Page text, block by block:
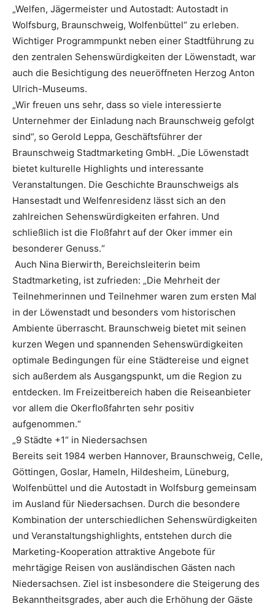
„Welfen, Jägermeister und Autostadt: Autostadt in
Wolfsburg, Braunschweig, Wolfenbüttel“ zu erleben.
Wichtiger Programmpunkt neben einer Stadtführung zu
den zentralen Sehenswürdigkeiten der Löwenstadt, war
auch die Besichtigung des neueröffneten Herzog Anton
Ulrich-Museums.
„Wir freuen uns sehr, dass so viele interessierte
Unternehmer der Einladung nach Braunschweig gefolgt
sind“, so Gerold Leppa, Geschäftsführer der
Braunschweig Stadtmarketing GmbH. „Die Löwenstadt
bietet kulturelle Highlights und interessante
Veranstaltungen. Die Geschichte Braunschweigs als
Hansestadt und Welfenresidenz lässt sich an den
zahlreichen Sehenswürdigkeiten erfahren. Und
schließlich ist die Floßfahrt auf der Oker immer ein
besonderer Genuss.“
Auch Nina Bierwirth, Bereichsleiterin beim
Stadtmarketing, ist zufrieden: „Die Mehrheit der
Teilnehmerinnen und Teilnehmer waren zum ersten Mal
in der Löwenstadt und besonders vom historischen
Ambiente überrascht. Braunschweig bietet mit seinen
kurzen Wegen und spannenden Sehenswürdigkeiten
optimale Bedingungen für eine Städtereise und eignet
sich außerdem als Ausgangspunkt, um die Region zu
entdecken. Im Freizeitbereich haben die Reiseanbieter
vor allem die Okerfloßfahrten sehr positiv
aufgenommen.“
„9 Städte +1“ in Niedersachsen
Bereits seit 1984 werben Hannover, Braunschweig, Celle,
Göttingen, Goslar, Hameln, Hildesheim, Lüneburg,
Wolfenbüttel und die Autostadt in Wolfsburg gemeinsam
im Ausland für Niedersachsen. Durch die besondere
Kombination der unterschiedlichen Sehenswürdigkeiten
und Veranstaltungshighlights, entstehen durch die
Marketing-Kooperation attraktive Angebote für
mehrtägige Reisen von ausländischen Gästen nach
Niedersachsen. Ziel ist insbesondere die Steigerung des
Bekanntheitsgrades, aber auch die Erhöhung der Gäste